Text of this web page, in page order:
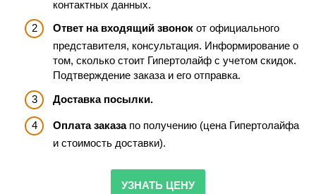
контактных данных.
Ответ на входящий звонок от официального
представителя, консультация. Информирование о
том, сколько стоит Гипертолайф с учетом скидок.
Подтверждение заказа и его отправка.
Доставка посылки.
Оплата заказапо получению (цена Гипертолайфа
и стоимость доставки).
УЗНАТЬ ЦЕНУ